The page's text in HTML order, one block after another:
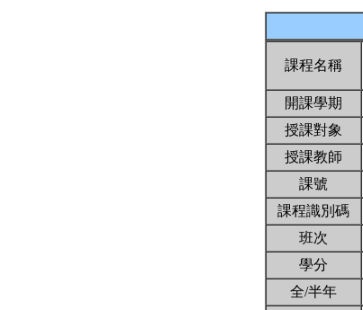
課程名稱
開課學期
授課對象
授課教師
課號
課程識別碼
班次
學分
全/半年